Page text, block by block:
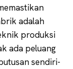
adalah
produksi
ada peluang
sendiri-